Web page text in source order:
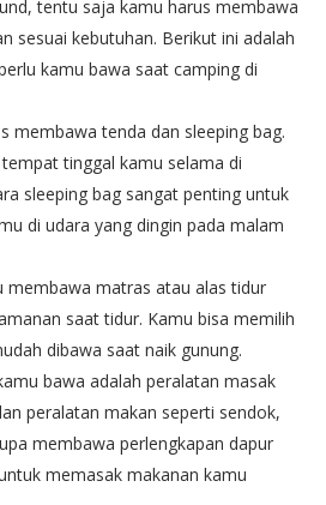
tentu saja kamu harus membawa
sesuai kebutuhan. Berikut ini adalah
kamu bawa saat camping di
membawa tenda dan sleeping bag.
tinggal kamu selama di
sleeping bag sangat penting untuk
di udara yang dingin pada malam
membawa matras atau alas tidur
saat tidur. Kamu bisa memilih
dibawa saat naik gunung.
bawa adalah peralatan masak
peralatan makan seperti sendok,
membawa perlengkapan dapur
memasak makanan kamu